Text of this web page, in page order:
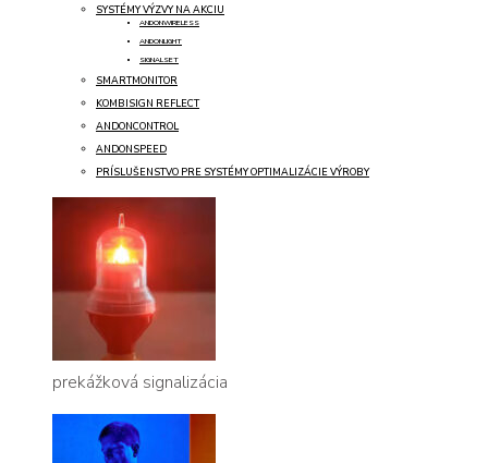
SYSTÉMY VÝZVY NA AKCIU
ANDONWIRELESS
ANDONLIGHT
SIGNALSET
SMARTMONITOR
KOMBISIGN REFLECT
ANDONCONTROL
ANDONSPEED
PRÍSLUŠENSTVO PRE SYSTÉMY OPTIMALIZÁCIE VÝROBY
prekážková signalizácia